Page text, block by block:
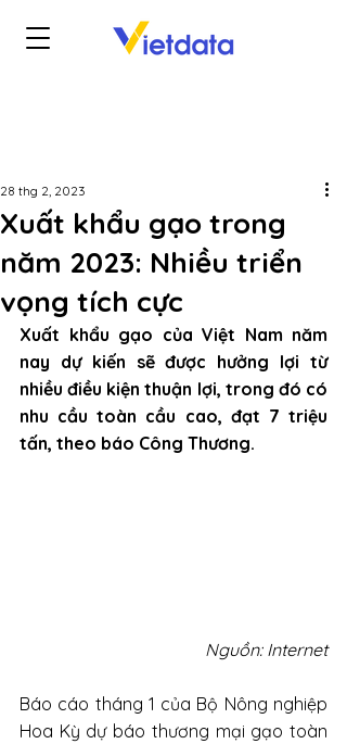
Xuất khẩu gạo trong
năm 2023: Nhiều triển
vọng tích cực
28 thg 2, 2023
Xuất khẩu gạo của Việt Nam năm
nay dự kiến sẽ được hưởng lợi từ
nhiều điều kiện thuận lợi, trong đó có
nhu cầu toàn cầu cao, đạt 7 triệu
tấn, theo báo Công Thương.
Nguồn: Internet
Báo cáo tháng 1 của Bộ Nông nghiệp
Hoa Kỳ dự báo thương mại gạo toàn